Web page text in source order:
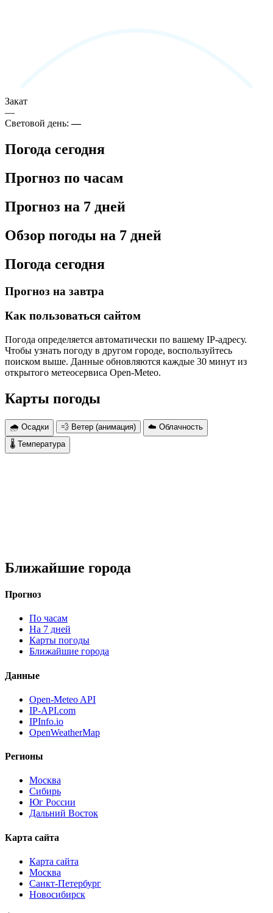
Закат
—
Световой день:—
Погода сегодня
Прогноз по часам
Прогноз на 7 дней
Обзор погоды на 7 дней
Погода сегодня
Прогноз на завтра
Как пользоваться сайтом
Погода определяется автоматически по вашему IP-адресу.
Чтобы узнать погоду в другом городе, воспользуйтесь
поиском выше. Данные обновляются каждые 30 минут из
открытого метеосервиса Open-Meteo.
Карты погоды
🌧 Осадки 💨 Ветер (анимация)
☁️ Облачность
🌡 Температура
Ближайшие города
Прогноз
По часам
На 7 дней
Карты погоды
Ближайшие города
Данные
Open-Meteo API
IP-API.com
IPInfo.io
OpenWeatherMap
Регионы
Москва
Сибирь
Юг России
Дальний Восток
Карта сайта
Карта сайта
Москва
Санкт-Петербург
Новосибирск